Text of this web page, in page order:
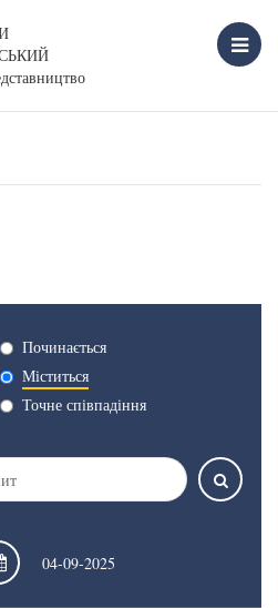
Починається
Міститься
Точне співпадіння